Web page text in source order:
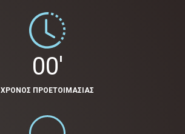
00'
ΧΡΟΝΟΣ ΠΡΟΕΤΟΙΜΑΣΙΑΣ